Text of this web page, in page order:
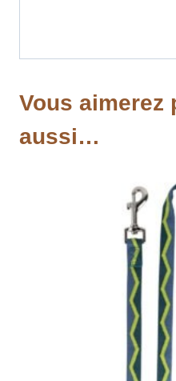
Vous aimerez
aussi…